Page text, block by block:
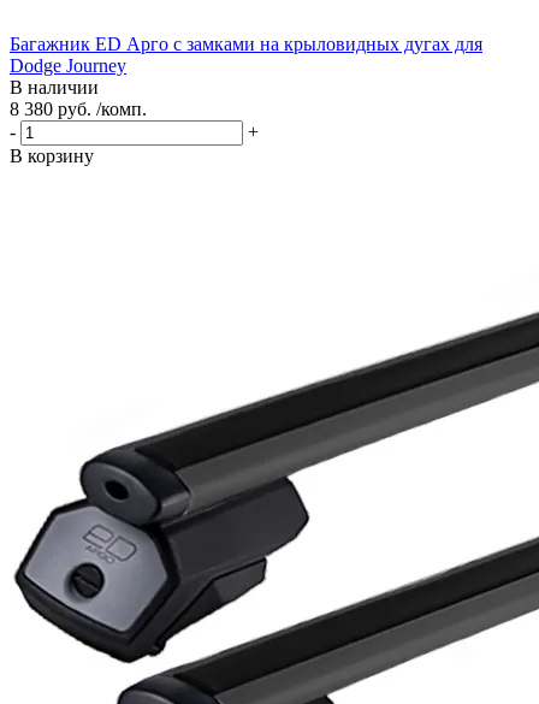
Багажник ED Арго с замками на крыловидных дугах для
Dodge Journey
В наличии
8 380 руб. /комп.
-
+
В корзину